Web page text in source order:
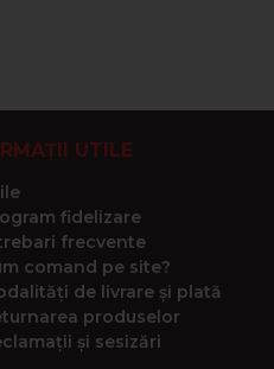
UTILE
fidelizare
frecvente
comand pe site?
de livrare și plată
produselor
și sesizări